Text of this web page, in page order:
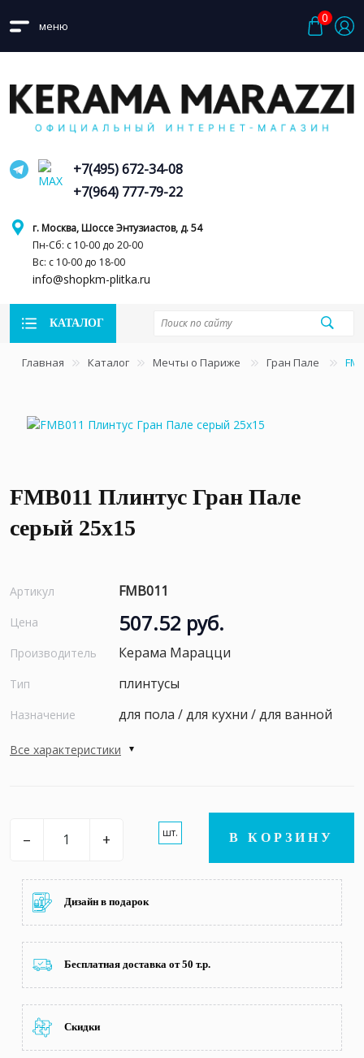
меню
0
г. Москва, Шоссе Энтузиастов, д. 54
Пн-Сб: с 10-00 до 20-00
Вс: с 10-00 до 18-00
info@shopkm-plitka.ru
+7(495) 672-34-08
+7(964) 777-79-22
КАТАЛОГ
Главная Каталог Мечты о Париже Гран Пале
FMB011 Плинтус Гран Пале
серый 25x15
Артикул FMB011
Цена 507.52 руб.
Производитель Керама Марацци
Тип плинтусы
Назначение для пола / для кухни / для ванной
Все характеристики
– + шт. В КОРЗИНУ
Дизайн в подарок
Бесплатная доставка от 50 т.р.
Скидки